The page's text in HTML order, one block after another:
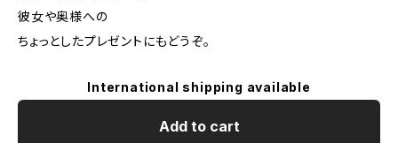
彼女や奥様への
ちょっとしたプレゼントにもどうぞ。
International shipping available
Add to cart